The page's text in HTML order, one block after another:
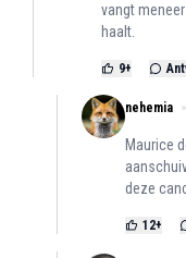
vangt
haalt.
9+
nehemia
Maurice
deze
12+